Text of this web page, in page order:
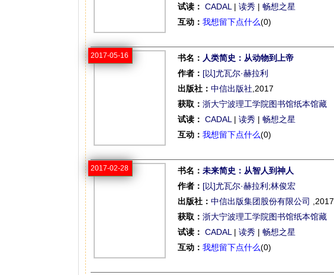
试读： CADAL | 读秀 | 畅想之星
互动： 我想留下点什么(0)
2017-05-16 书名： 人类简史：从动物到上帝
作者： [以]尤瓦尔·赫拉利
出版社： 中信出版社 ,2017
获取： 浙大宁波理工学院图书馆纸本馆藏
试读： CADAL | 读秀 | 畅想之星
互动： 我想留下点什么(0)
2017-02-28 书名： 未来简史：从智人到神人
作者： [以]尤瓦尔·赫拉利 ;林俊宏
出版社： 中信出版集团股份有限公司
,2017
获取： 浙大宁波理工学院图书馆纸本馆藏
试读： CADAL | 读秀 | 畅想之星
互动： 我想留下点什么(0)